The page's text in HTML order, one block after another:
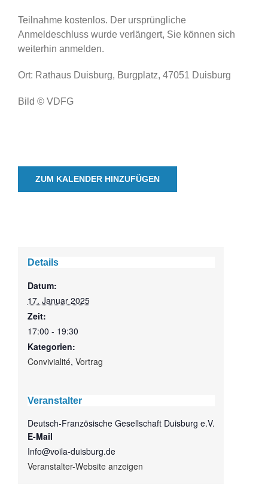
Teilnahme kostenlos. Der ursprüngliche
Anmeldeschluss wurde verlängert, Sie können sich
weiterhin anmelden.
Ort: Rathaus Duisburg, Burgplatz, 47051 Duisburg
Bild © VDFG
ZUM KALENDER HINZUFÜGEN
Details
Datum:
17. Januar 2025
Zeit:
17:00 - 19:30
Kategorien:
Convivialité, Vortrag
Veranstalter
Deutsch-Französische Gesellschaft Duisburg e.V.
E-Mail
Info@voila-duisburg.de
Veranstalter-Website anzeigen